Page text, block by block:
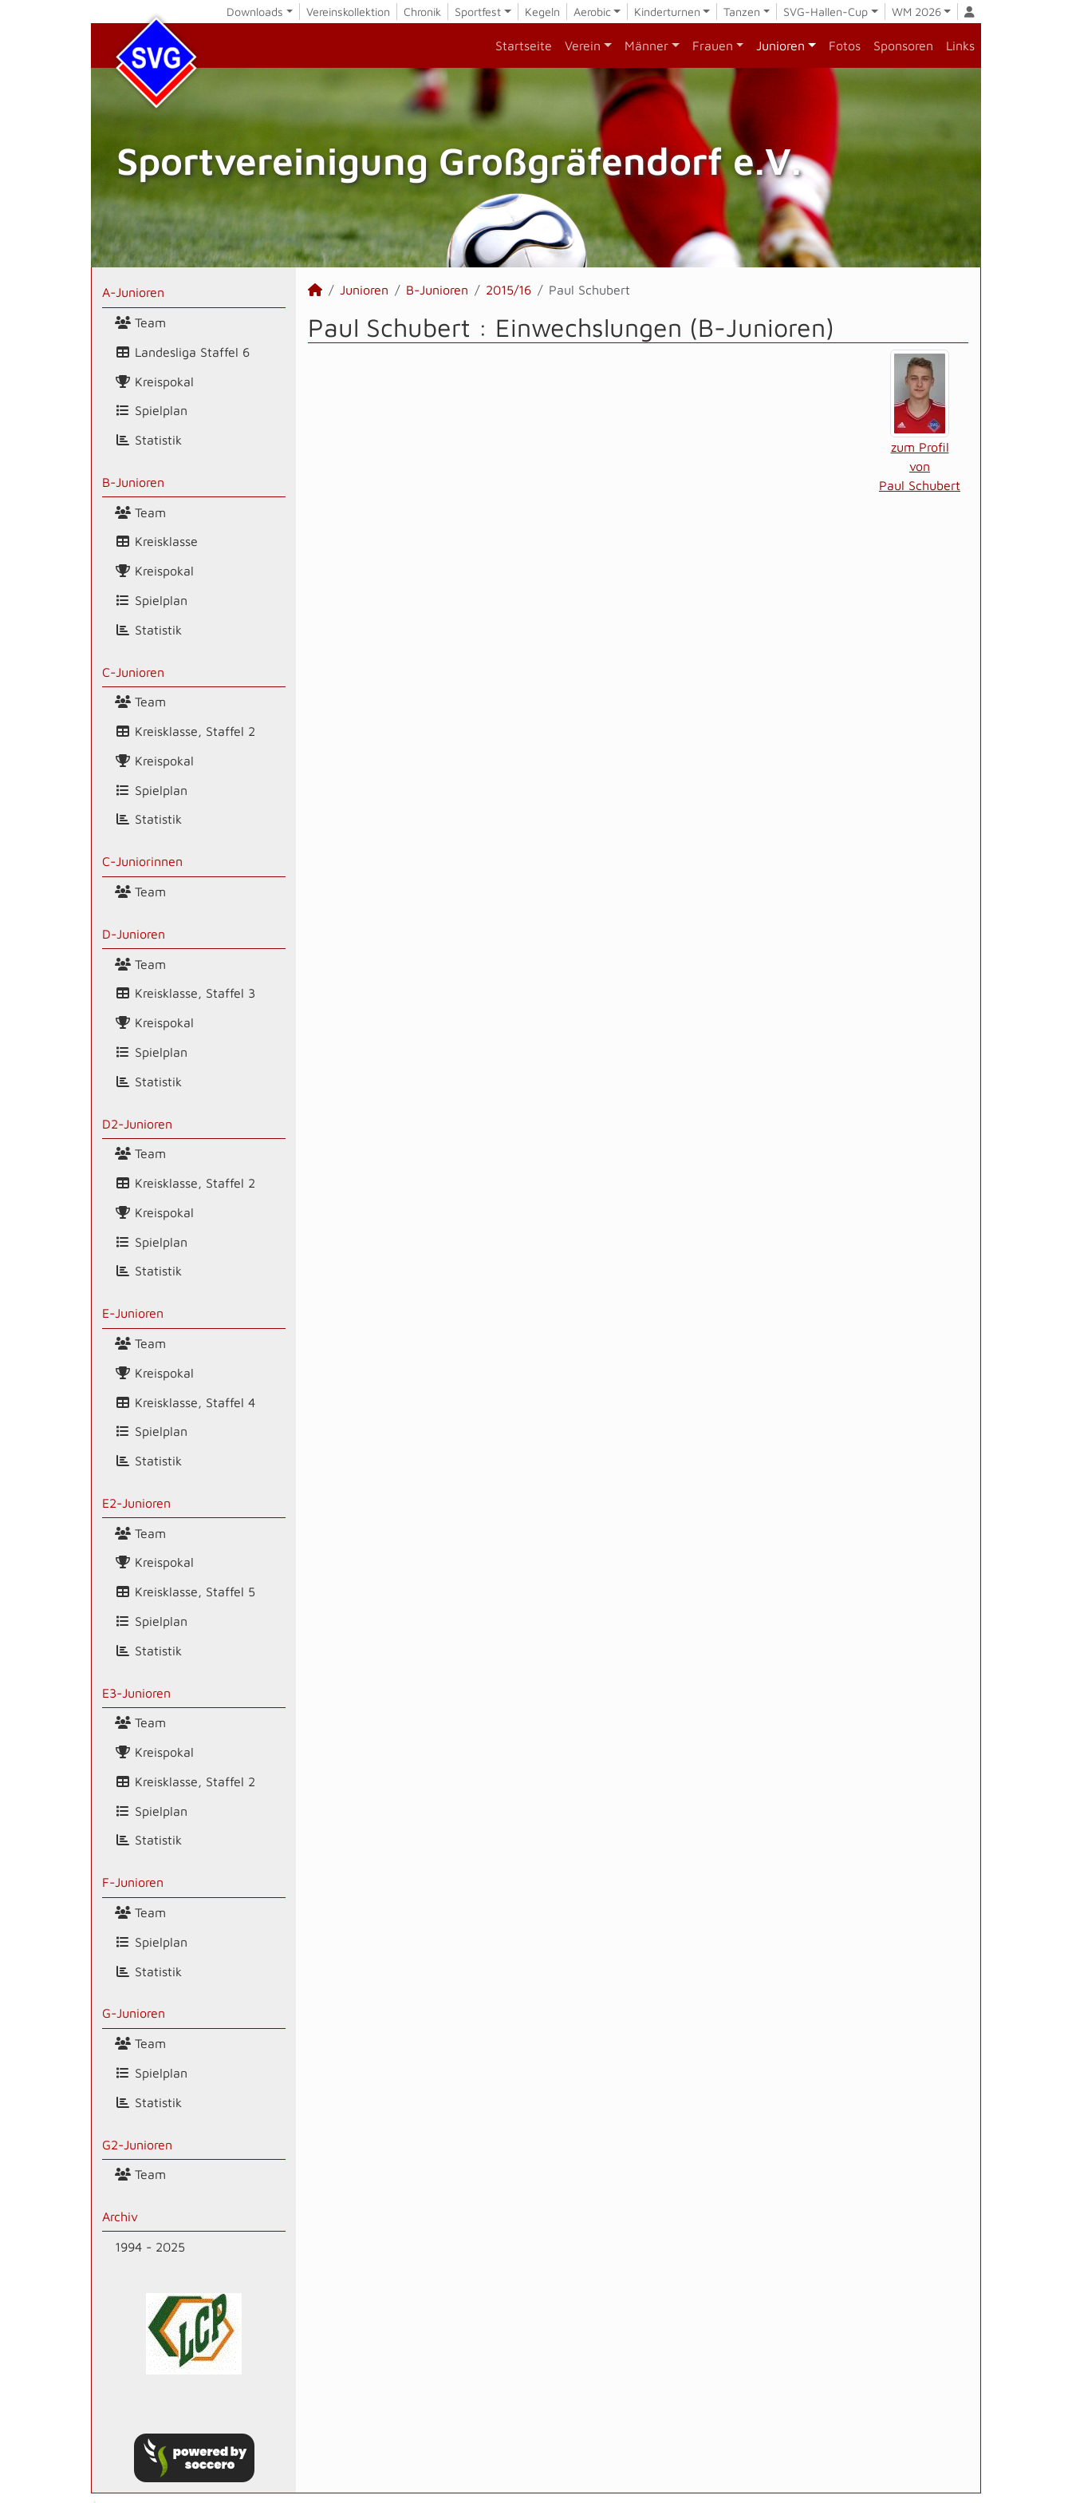
Downloads Vereinskollektion Chronik Sportfest Kegeln Aerobic Kinderturnen Tanzen SVG-Hallen-Cup WM 2026
Startseite Verein Männer Frauen Junioren Fotos Sponsoren Links
Sportvereinigung Großgräfendorf e.V.
A-Junioren
Team
Landesliga Staffel 6
Kreispokal
Spielplan
Statistik
B-Junioren
Team
Kreisklasse
Kreispokal
Spielplan
Statistik
C-Junioren
Team
Kreisklasse, Staffel 2
Kreispokal
Spielplan
Statistik
C-Juniorinnen
Team
D-Junioren
Team
Kreisklasse, Staffel 3
Kreispokal
Spielplan
Statistik
D2-Junioren
Team
Kreisklasse, Staffel 2
Kreispokal
Spielplan
Statistik
E-Junioren
Team
Kreispokal
Kreisklasse, Staffel 4
Spielplan
Statistik
E2-Junioren
Team
Kreispokal
Kreisklasse, Staffel 5
Spielplan
Statistik
E3-Junioren
Team
Kreispokal
Kreisklasse, Staffel 2
Spielplan
Statistik
F-Junioren
Team
Spielplan
Statistik
G-Junioren
Team
Spielplan
Statistik
G2-Junioren
Team
Archiv
1994 - 2025
Junioren B-Junioren 2015/16 Paul Schubert
Paul Schubert : Einwechslungen (B-Junioren)
zum Profil
von
Paul Schubert